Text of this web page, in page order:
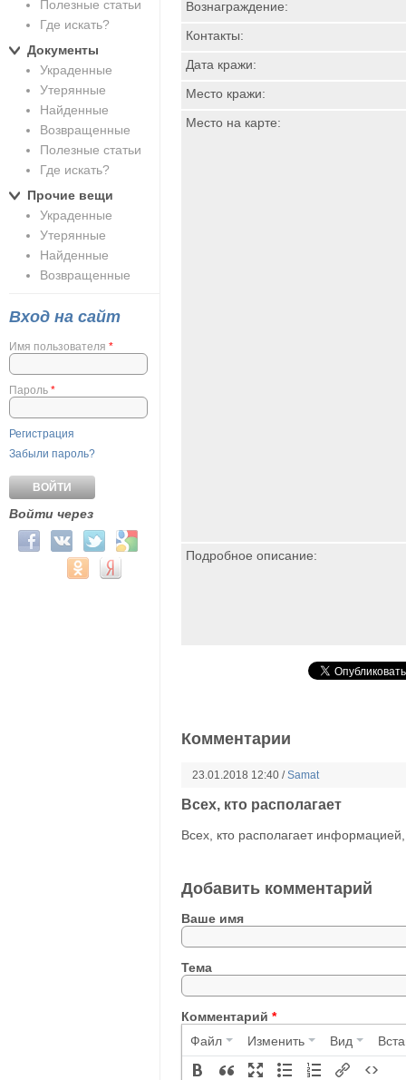
Вознаграждение:
Контакты:
Дата кражи:
Место кражи:
Место на карте:
Подробное описание:
Комментарии
23.01.2018 12:40 /Samat
Всех, кто располагает
Всех, кто располагает
Добавить комментарий
Ваше имя
Тема
Комментарий *
Файл Изменить Вид
Полезные статьи
Где искать?
Документы
Украденные
Утерянные
Найденные
Возвращенные
Полезные статьи
Где искать?
Прочие вещи
Украденные
Утерянные
Найденные
Возвращенные
Вход на сайт
Имя пользователя *
Пароль *
Регистрация
Забыли пароль?
Войти через
Login with Facebook
Login with ВКонтакте
Login with Twitter
Login with Google
Login with Mail.ru
Login with Одноклассники
Login with Яндекс